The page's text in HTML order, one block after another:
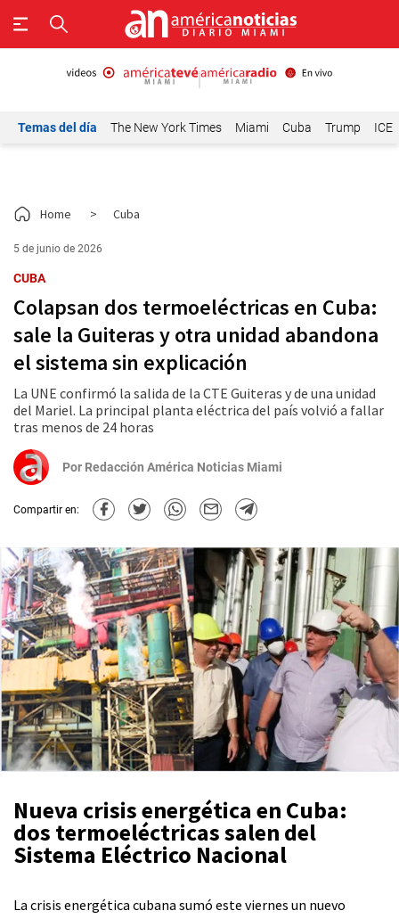
Temas del día The New York Times Miami Cuba Trump ICE
Home > Cuba
5 de junio de 2026
CUBA
Colapsan dos termoeléctricas en Cuba:
sale la Guiteras y otra unidad abandona
el sistema sin explicación
La UNE confirmó la salida de la CTE Guiteras y de una unidad
del Mariel. La principal planta eléctrica del país volvió a fallar
tras menos de 24 horas
Por Redacción América Noticias Miami
Compartir en:
Nueva crisis energética en Cuba:
dos termoeléctricas salen del
Sistema Eléctrico Nacional
La crisis energética cubana sumó este viernes un nuevo